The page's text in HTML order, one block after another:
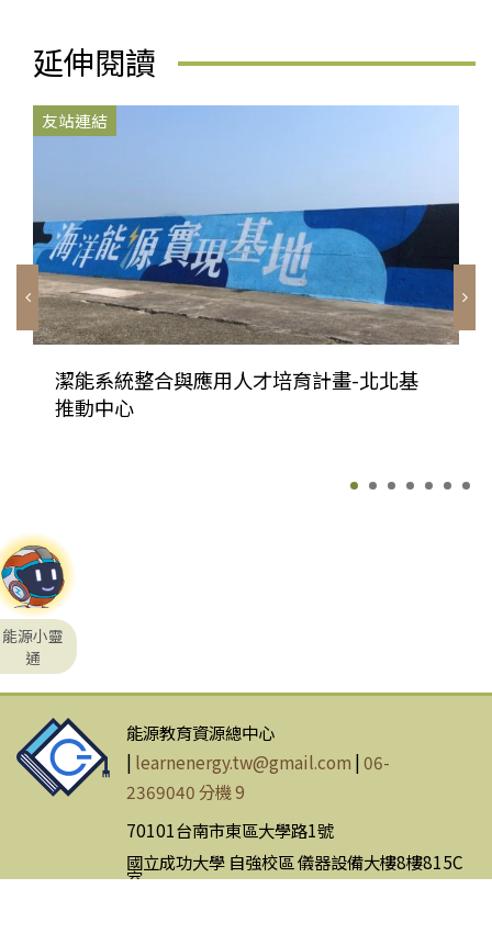
延伸閱讀
友站連結
潔能系統整合與應用人才培育計畫-北北基
推動中心
能源小靈
通
能源教育資源總中心
| learnenergy.tw@gmail.com |06-
2369040 分機 9
70101台南市東區大學路1號
國立成功大學 自強校區 儀器設備大樓8樓815C
室